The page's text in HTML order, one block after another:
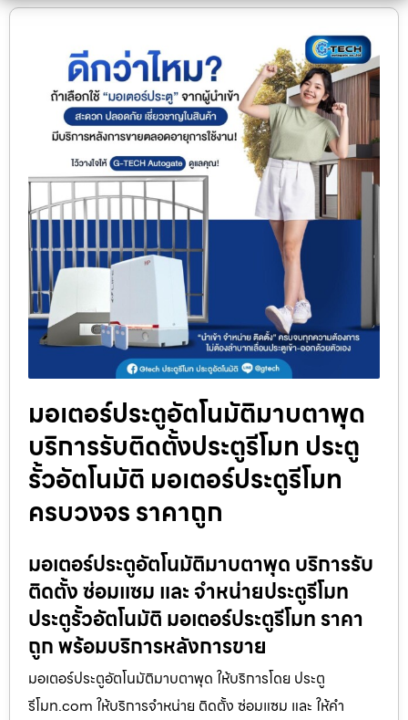
มอเตอร์ประตูอัตโนมัติมาบตาพุด
บริการรับติดตั้งประตูรีโมท ประตู
รั้วอัตโนมัติ มอเตอร์ประตูรีโมท
ครบวงจร ราคาถูก
มอเตอร์ประตูอัตโนมัติมาบตาพุด บริการรับ
ติดตั้ง ซ่อมแซม และ จำหน่ายประตูรีโมท
ประตูรั้วอัตโนมัติ มอเตอร์ประตูรีโมท ราคา
ถูก พร้อมบริการหลังการขาย
มอเตอร์ประตูอัตโนมัติมาบตาพุด ให้บริการโดย ประตู
รีโมท.com ให้บริการจำหน่าย ติดตั้ง ซ่อมแซม และ ให้คำ